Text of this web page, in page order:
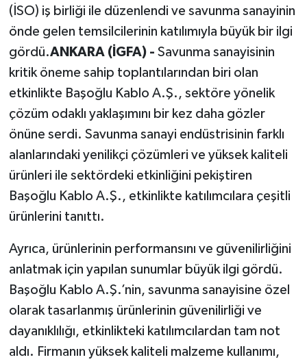
(İSO) iş birliği ile düzenlendi ve savunma sanayinin
önde gelen temsilcilerinin katılımıyla büyük bir ilgi
gördü.ANKARA (İGFA) - Savunma sanayisinin
kritik öneme sahip toplantılarından biri olan
etkinlikte Başoğlu Kablo A.Ş., sektöre yönelik
çözüm odaklı yaklaşımını bir kez daha gözler
önüne serdi. Savunma sanayi endüstrisinin farklı
alanlarındaki yenilikçi çözümleri ve yüksek kaliteli
ürünleri ile sektördeki etkinliğini pekiştiren
Başoğlu Kablo A.Ş., etkinlikte katılımcılara çeşitli
ürünlerini tanıttı.
Ayrıca, ürünlerinin performansını ve güvenilirliğini
anlatmak için yapılan sunumlar büyük ilgi gördü.
Başoğlu Kablo A.Ş.’nin, savunma sanayisine özel
olarak tasarlanmış ürünlerinin güvenilirliği ve
dayanıklılığı, etkinlikteki katılımcılardan tam not
aldı. Firmanın yüksek kaliteli malzeme kullanımı,